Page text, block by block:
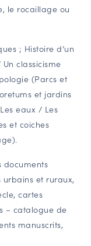
le rocaillage ou
; Histoire d’un
classicisme
(Parcs et
et jardins
eaux / Les
et coiches
documents
urbains et ruraux,
cartes
– catalogue de
manuscrits,